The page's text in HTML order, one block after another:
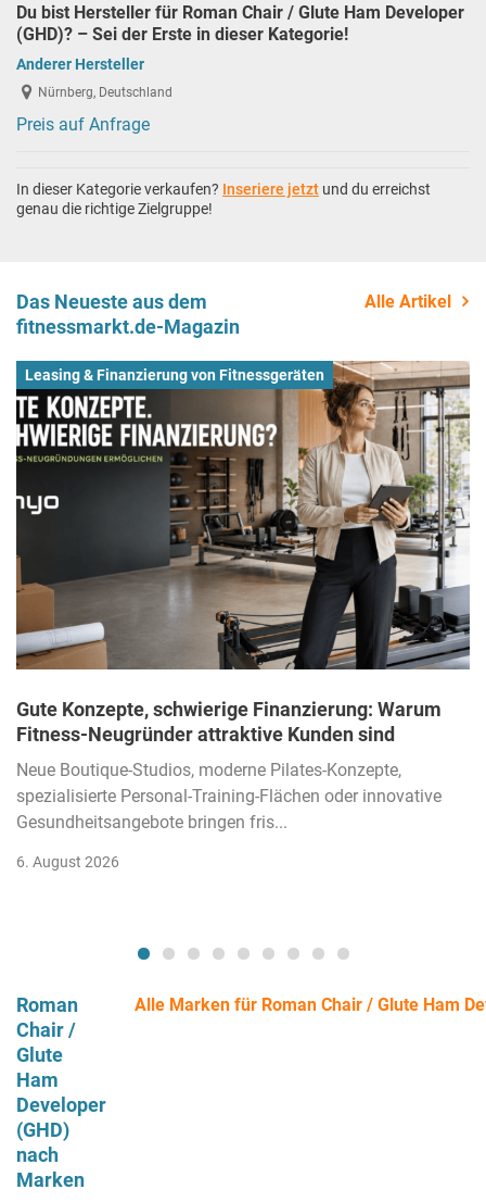
Du bist Hersteller für Roman Chair / Glute Ham Developer
(GHD)? – Sei der Erste in dieser Kategorie!
Anderer Hersteller
Nürnberg, Deutschland
Preis auf Anfrage
In dieser Kategorie verkaufen? Inseriere jetzt und du erreichst
genau die richtige Zielgruppe!
Das Neueste aus dem
fitnessmarkt.de-Magazin
Alle Artikel
Leasing & Finanzierung von Fitnessgeräten
Gute Konzepte, schwierige Finanzierung: Warum
Fitness-Neugründer attraktive Kunden sind
Neue Boutique-Studios, moderne Pilates-Konzepte,
spezialisierte Personal-Training-Flächen oder innovative
Gesundheitsangebote bringen fris...
6. August 2026
Roman
Chair /
Glute
Ham
Developer
(GHD)
nach
Marken
Alle Marken für Roman Chair / Glute Ham